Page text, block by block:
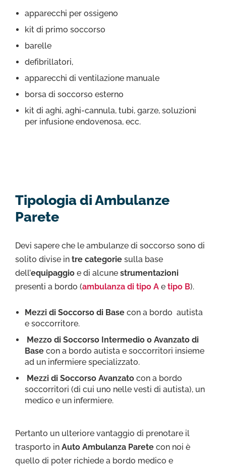
apparecchi per ossigeno
kit di primo soccorso
barelle
defibrillatori,
apparecchi di ventilazione manuale
borsa di soccorso esterno
kit di aghi, aghi-cannula, tubi, garze, soluzioni
per infusione endovenosa, ecc.
Tipologia di Ambulanze
Parete
Devi sapere che le ambulanze di soccorso sono di
solito divise in tre categorie sulla base
dell’equipaggio e di alcune strumentazioni
presenti a bordo (ambulanza di tipo A e tipo B).
Mezzi di Soccorso di Basecon a bordo autista
e soccorritore.
Mezzo di Soccorso Intermedio o Avanzato di
Basecon a bordo autista e soccorritori insieme
ad un infermiere specializzato.
Mezzi di Soccorso Avanzatocon a bordo
soccorritori (di cui uno nelle vesti di autista), un
medico e un infermiere.
Pertanto un ulteriore vantaggio di prenotare il
trasporto in Auto Ambulanza Parete con noi è
quello di poter richiede a bordo medico e